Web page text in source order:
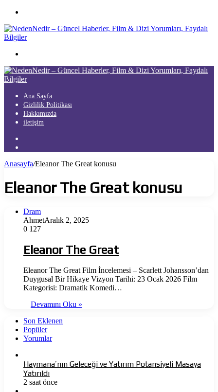
...
Ana Sayfa
Gizlilik Politikası
Hakkımızda
iletişim
...
Anasayfa/Eleanor The Great konusu
Eleanor The Great konusu
Dram
AhmetAralık 2, 2025
0 127
Eleanor The Great
Eleanor The Great Film İncelemesi – Scarlett Johansson’dan
Duygusal Bir Hikaye Vizyon Tarihi: 23 Ocak 2026 Film
Kategorisi: Dramatik Komedi…
Devamını Oku »
Son Eklenen
Popüler
Yorumlar
Haymana’nın Geleceği ve Yatırım Potansiyeli Masaya
Yatırıldı
2 saat önce